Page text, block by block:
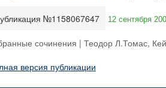
№1158067647 12 сентября
сочинения | Теодор Л.Томас,
версия публикации